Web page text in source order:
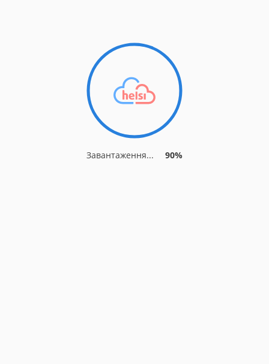
Завантаження... 90%